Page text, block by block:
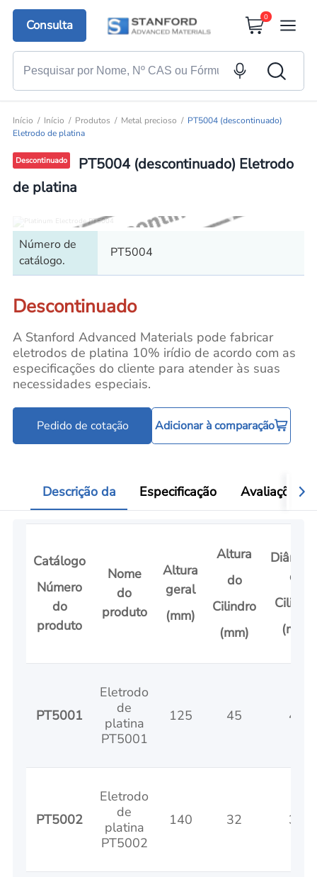
Consulta
0
Início Início Produtos Metal precioso
PT5004 (descontinuado)
Eletrodo de platina
Descontinuado
PT5004 (descontinuado) Eletrodo
de platina
Número de
catálogo.
PT5004
Descontinuado
A Stanford Advanced Materials pode fabricar
eletrodos de platina 10% irídio de acordo com as
especificações do cliente para atender às suas
necessidades especiais.
Pedido de cotação Adicionar à comparação
Descrição da Especificação Avaliações
Catálogo
Número
do
produto
Nome
do
produto
Altura
geral
(mm)
Altura
do
Cilindro
(mm)
do
(mm)
PT5001
Eletrodo
de
platina
PT5001
125 45 45
PT5002
Eletrodo
de
platina
PT5002
140 32 32